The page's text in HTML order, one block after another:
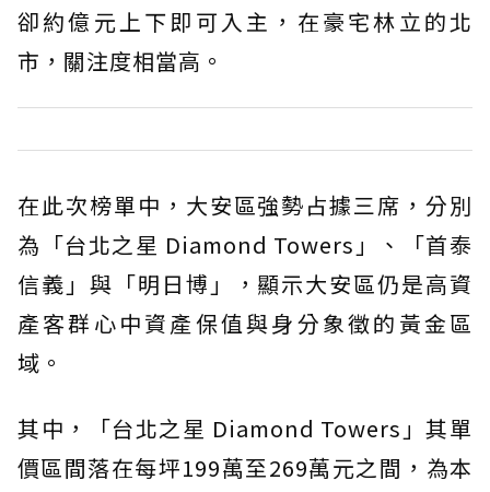
卻約億元上下即可入主，在豪宅林立的北
市，關注度相當高。
在此次榜單中，大安區強勢占據三席，分別
為「台北之星 Diamond Towers」、「首泰
信義」與「明日博」，顯示大安區仍是高資
產客群心中資產保值與身分象徵的黃金區
域。
其中，「台北之星 Diamond Towers」其單
價區間落在每坪199萬至269萬元之間，為本